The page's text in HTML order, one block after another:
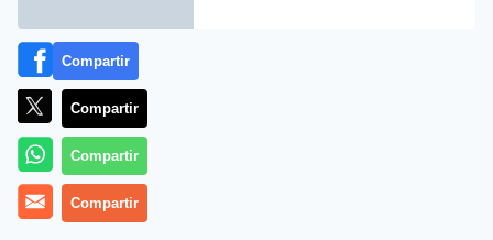
El alcalde de Madrid, José Luis Martínez-Almeida, junto
a la presidenta regional, Isabel Díaz Ayuso, ha
Compartir
Compartir
Compartir
Compartir